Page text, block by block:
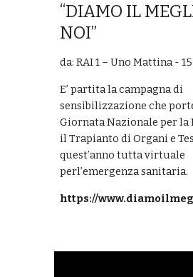
“DIAMO IL
NOI”
da: RAI 1 – Uno Mattina -
E’ partita la campagna di
sensibilizzazione che
Giornata Nazionale per la
il Trapianto di Organi e
quest’anno tutta virtuale
perl’emergenza sanitaria.
https://